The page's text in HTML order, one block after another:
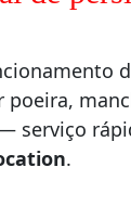
serviço
.